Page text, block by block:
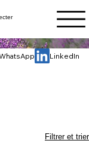
LinkedIn
Filtrer et trier